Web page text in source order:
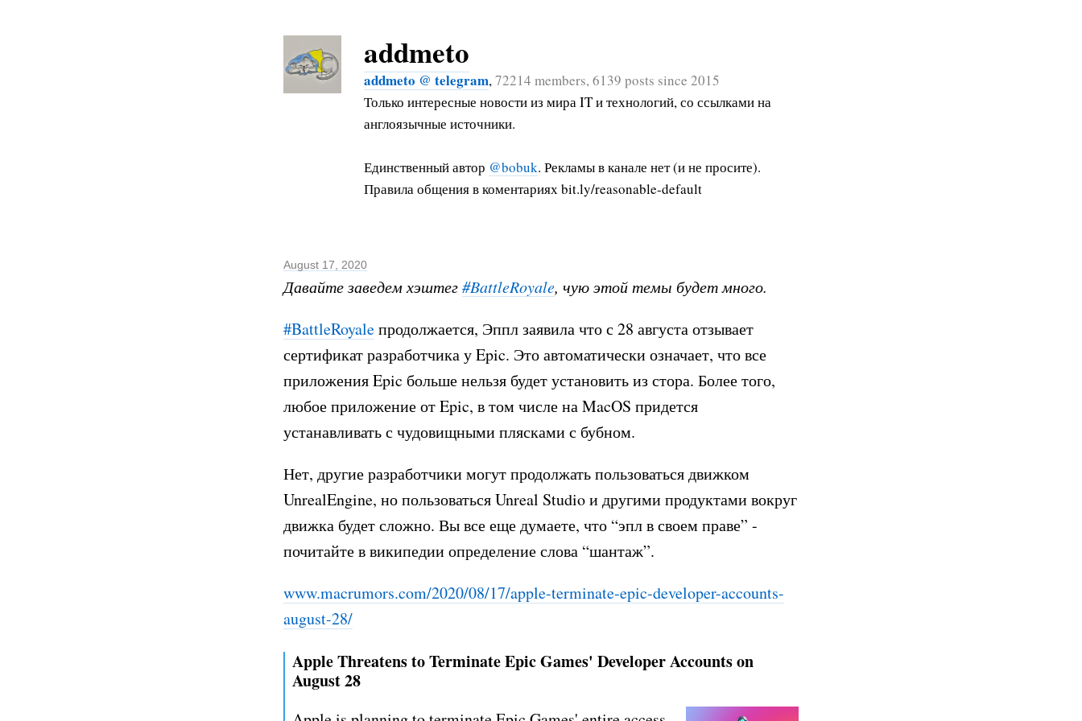
addmeto
addmeto @ telegram,72214 members, 6139 posts since 2015
Только интересные новости из мира IT и технологий, со ссылками на
англоязычные источники.
Единственный автор @bobuk. Рекламы в канале нет (и не просите).
Правила общения в коментариях bit.ly/reasonable-default
August 17, 2020
Давайте заведем хэштег#BattleRoyale, чую этой темы будет много.
#BattleRoyaleпродолжается, Эппл заявила что с 28 августа отзывает
сертификат разработчика у Epic. Это автоматически означает, что все
приложения Epic больше нельзя будет установить из стора. Более того,
любое приложение от Epic, в том числе на MacOS придется
устанавливать с чудовищными плясками с бубном.
Нет, другие разработчики могут продолжать пользоваться движком
UnrealEngine, но пользоваться Unreal Studio и другими продуктами вокруг
движка будет сложно. Вы все еще думаете, что “эпл в своем праве” -
почитайте в википедии определение слова “шантаж”.
www.macrumors.com/2020/08/17/apple-terminate-epic-developer-accounts-
august-28/
Apple Threatens to Terminate Epic Games' Developer Accounts on
August 28